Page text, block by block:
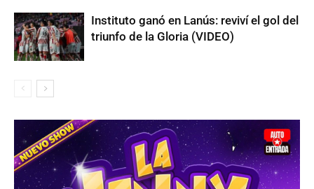
Instituto ganó en Lanús: reviví el gol del
triunfo de la Gloria (VIDEO)